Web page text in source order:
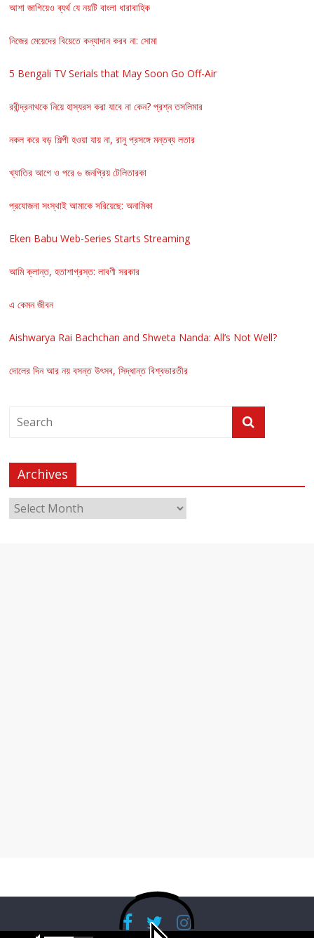
আশা জাগিয়েও ব্যর্থ যে নয়টি বাংলা ধারাবাহিক
নিজের মেয়েদের বিয়েতে কন্যাদান করব না: সোমা
5 Bengali TV Serials that May Soon Go Off-Air
রবীন্দ্রনাথকে নিয়ে হাস্যরস করা যাবে না কেন? প্রশ্ন তসলিমার
নকল করে বড় শিল্পী হওয়া যায় না, রানু প্রসঙ্গে মন্তব্য লতার
খ্যাতির আগে ও পরে ৬ জনপ্রিয় টেলিতারকা
প্রযোজনা সংস্থাই আমাকে সরিয়েছে: অনামিকা
Eken Babu Web-Series Starts Streaming
আমি ক্লান্ত, হতাশাগ্রস্ত: লাবণী সরকার
এ কেমন জীবন
Aishwarya Rai Bachchan and Shweta Nanda: All’s Not Well?
দোলের দিন আর নয় বসন্ত উৎসব, সিদ্ধান্ত বিশ্বভারতীর
Archives